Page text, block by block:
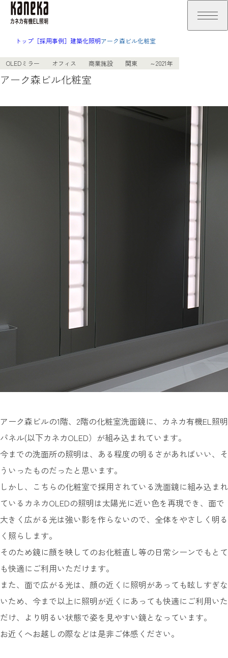
トップ ［採用事例］建築化照明アーク森ビル化粧室
OLEDミラー オフィス 商業施設 関東 ～2021年
アーク森ビル化粧室
アーク森ビルの1階、2階の化粧室洗面鏡に、カネカ有機EL照明
パネル(以下カネカOLED）が組み込まれています。
今までの洗面所の照明は、ある程度の明るさがあればいい、そ
ういったものだったと思います。
しかし、こちらの化粧室で採用されている洗面鏡に組み込まれ
ているカネカOLEDの照明は太陽光に近い色を再現でき、面で
大きく広がる光は強い影を作らないので、全体をやさしく明る
く照らします。
そのため鏡に顔を映してのお化粧直し等の日常シーンでもとて
も快適にご利用いただけます。
また、面で広がる光は、顔の近くに照明があっても眩しすぎな
いため、今まで以上に照明が近くにあっても快適にご利用いた
だけ、より明るい状態で姿を見やすい鏡となっています。
お近くへお越しの際などは是非ご体感ください。